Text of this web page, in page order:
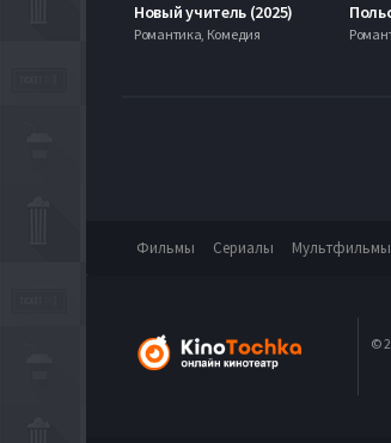
Новый учитель (2025)
Романтика, Комедия
Фильмы Сериалы Мультфильмы
©